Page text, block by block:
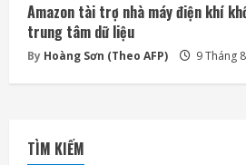
Amazon tài trợ nhà máy điện khí
trung tâm dữ liệu
By Hoàng Sơn (Theo AFP) 9 Tháng
TÌM KIẾM